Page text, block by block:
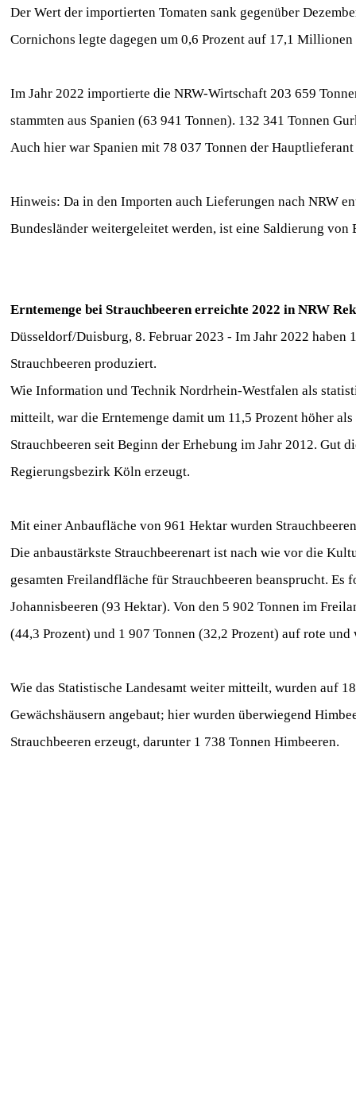
Der Wert der importierten Tomaten sank gegenüber
Cornichons legte dagegen um 0,6 Prozent auf 17,1 Millionen
Im Jahr 2022 importierte die NRW-Wirtschaft 203 659
stammten aus Spanien (63 941 Tonnen). 132 341 Tonnen
Auch hier war Spanien mit 78 037 Tonnen der
Hinweis: Da in den Importen auch Lieferungen nach NRW
Bundesländer weitergeleitet werden, ist eine Saldierung
Erntemenge bei Strauchbeeren erreichte 2022 in NRW
Düsseldorf/Duisburg, 8. Februar 2023 - Im Jahr 2022
Strauchbeeren produziert.
Wie Information und Technik Nordrhein-Westfalen als
mitteilt, war die Erntemenge damit um 11,5 Prozent höher
Strauchbeeren seit Beginn der Erhebung im Jahr 2012. Gut
Regierungsbezirk Köln erzeugt.
Mit einer Anbaufläche von 961 Hektar wurden
Die anbaustärkste Strauchbeerenart ist nach wie vor die
gesamten Freilandfläche für Strauchbeeren beansprucht.
Johannisbeeren (93 Hektar). Von den 5 902 Tonnen im
(44,3 Prozent) und 1 907 Tonnen (32,2 Prozent) auf rote und
Wie das Statistische Landesamt weiter mitteilt, wurden auf
Gewächshäusern angebaut; hier wurden überwiegend
Strauchbeeren erzeugt, darunter 1 738 Tonnen Himbeeren.